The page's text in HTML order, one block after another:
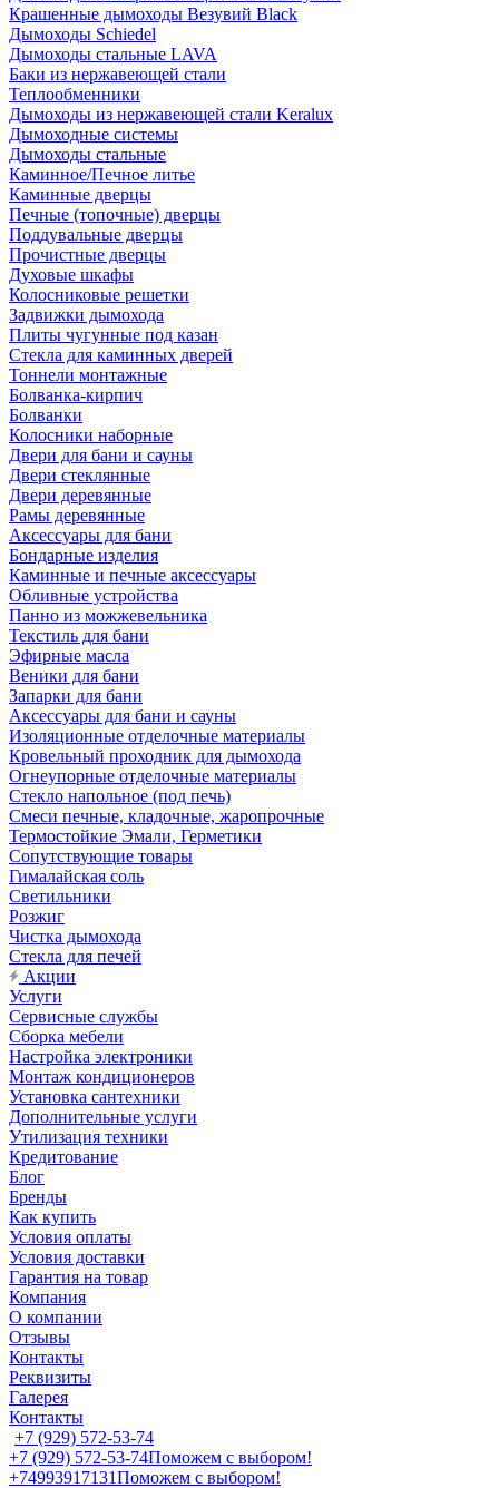
Крашенные дымоходы Везувий Black
Дымоходы Schiedel
Дымоходы стальные LAVA
Баки из нержавеющей стали
Теплообменники
Дымоходы из нержавеющей стали Keralux
Дымоходные системы
Дымоходы стальные
Каминное/Печное литье
Каминные дверцы
Печные (топочные) дверцы
Поддувальные дверцы
Прочистные дверцы
Духовые шкафы
Колосниковые решетки
Задвижки дымохода
Плиты чугунные под казан
Стекла для каминных дверей
Тоннели монтажные
Болванка-кирпич
Болванки
Колосники наборные
Двери для бани и сауны
Двери стеклянные
Двери деревянные
Рамы деревянные
Аксессуары для бани
Бондарные изделия
Каминные и печные аксессуары
Обливные устройства
Панно из можжевельника
Текстиль для бани
Эфирные масла
Веники для бани
Запарки для бани
Аксессуары для бани и сауны
Изоляционные отделочные материалы
Кровельный проходник для дымохода
Огнеупорные отделочные материалы
Стекло напольное (под печь)
Смеси печные, кладочные, жаропрочные
Термостойкие Эмали, Герметики
Сопутствующие товары
Гималайская соль
Светильники
Розжиг
Чистка дымохода
Стекла для печей
Акции
Услуги
Сервисные службы
Сборка мебели
Настройка электроники
Монтаж кондиционеров
Установка сантехники
Дополнительные услуги
Утилизация техники
Кредитование
Блог
Бренды
Как купить
Условия оплаты
Условия доставки
Гарантия на товар
Компания
О компании
Отзывы
Контакты
Реквизиты
Галерея
Контакты
+7 (929) 572-53-74
+7 (929) 572-53-74Поможем с выбором!
+74993917131Поможем с выбором!